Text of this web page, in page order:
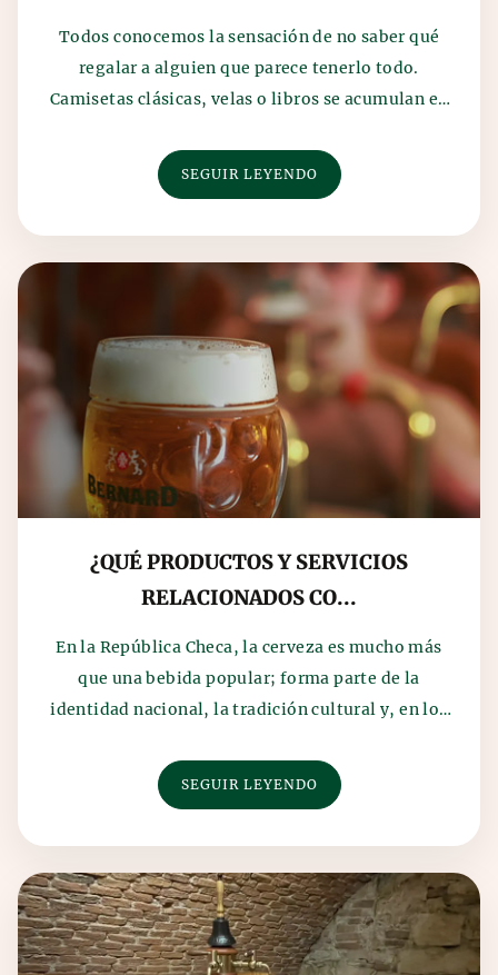
Todos conocemos la sensación de no saber qué
regalar a alguien que parece tenerlo todo.
Camisetas clásicas, velas o libros se acumulan en
SEGUIR LEYENDO
¿QUÉ PRODUCTOS Y SERVICIOS
RELACIONADOS CO...
En la República Checa, la cerveza es mucho más
que una bebida popular; forma parte de la
identidad nacional, la tradición cultural y, en los
SEGUIR LEYENDO